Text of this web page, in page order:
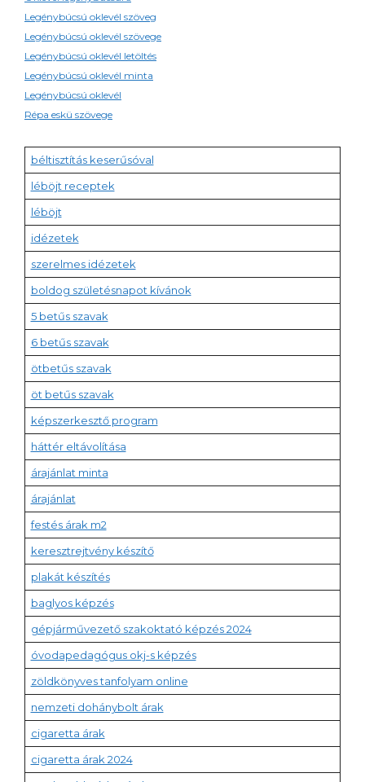
Legénybúcsú oklevél szöveg
Legénybúcsú oklevél szövege
Legénybúcsú oklevél letöltés
Legénybúcsú oklevél minta
Legénybúcsú oklevél
Répa eskü szövege
béltisztítás keserűsóval
léböjt receptek
léböjt
idézetek
szerelmes idézetek
boldog születésnapot kívánok
5 betűs szavak
6 betűs szavak
ötbetűs szavak
öt betűs szavak
képszerkesztő program
háttér eltávolítása
árajánlat minta
árajánlat
festés árak m2
keresztrejtvény készítő
plakát készítés
baglyos képzés
gépjárművezető szakoktató képzés 2024
óvodapedagógus okj-s képzés
zöldkönyves tanfolyam online
nemzeti dohánybolt árak
cigaretta árak
cigaretta árak 2024